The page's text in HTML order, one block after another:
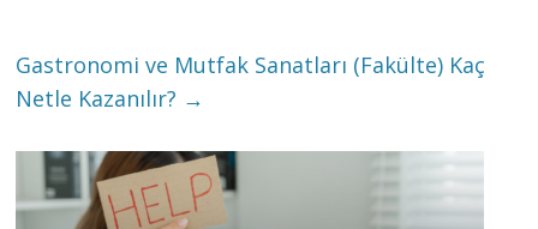
Gastronomi ve Mutfak Sanatları (Fakülte) Kaç
Netle Kazanılır? →